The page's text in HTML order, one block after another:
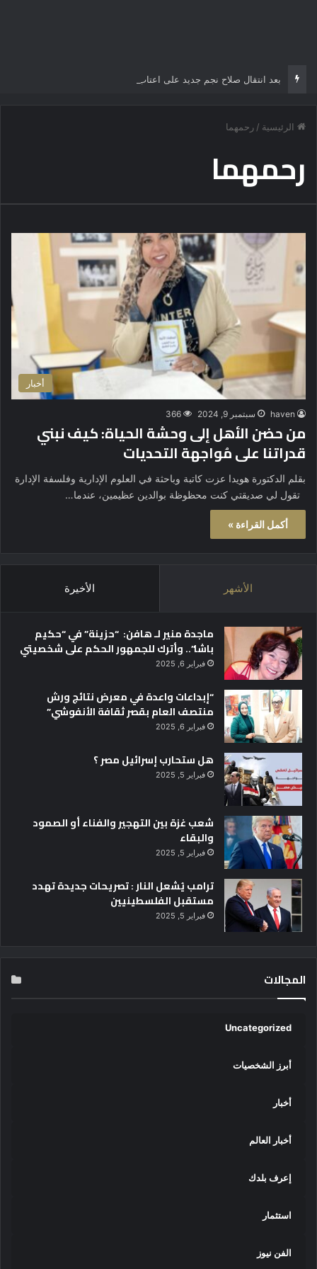
بعد انتقال صلاح نجم جديد على اعتاب الدوري التركي
الرئيسية / رحمهما
رحمهما
أخبار
haven سبتمبر 9, 2024 366
من حضن الأهل إلى وحشة الحياة: كيف نبني
قدراتنا على مُواجهة التحديات
بقلم الدكتورة هويدا عزت كاتبة وباحثة في العلوم الإدارية وفلسفة الإدارة
تقول لي صديقتي كنت محظوظة بوالدين عظيمين، عندما…
أكمل القراءة »
الأشهر الأخيرة
ماجدة منير لـ هافن: “حزينة” في “حكيم
باشا”.. وأترك للجمهور الحكم على شخصيتي
فبراير 6, 2025
“إبداعات واعدة في معرض نتائج ورش
منتصف العام بقصر ثقافة الأنفوشي”
فبراير 6, 2025
هل ستحارب إسرائيل مصر ؟
فبراير 5, 2025
شعب غزة بين التهجير والفناء أو الصمود
والبقاء
فبراير 5, 2025
ترامب يُشعل النار : تصريحات جديدة تهدد
مستقبل الفلسطينيين
فبراير 5, 2025
المجالات
Uncategorized
أبرز الشخصيات
أخبار
أخبار العالم
إعرف بلدك
استثمار
الفن نيوز